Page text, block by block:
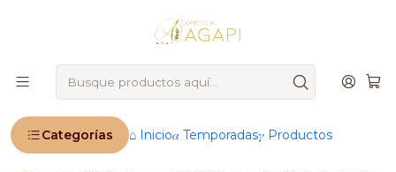
Categorías ⌂ Inicio𝛼 Temporadas𝛾 Productos
IMPORTANTE: Ahora operamos 100 % online 🚨
Inicio Productos ®️ Marcas Guttche Esencias